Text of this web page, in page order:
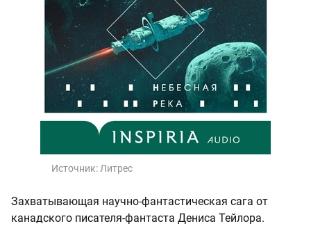
Источник: Литрес
Захватывающая научно-фантастическая сага от
канадского писателя-фантаста Дениса Тейлора.